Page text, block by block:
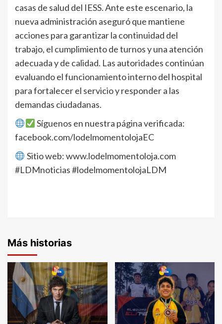
casas de salud del IESS. Ante este escenario, la
nueva administración aseguró que mantiene
acciones para garantizar la continuidad del
trabajo, el cumplimiento de turnos y una atención
adecuada y de calidad. Las autoridades continúan
evaluando el funcionamiento interno del hospital
para fortalecer el servicio y responder a las
demandas ciudadanas.
Síguenos en nuestra página verificada:
facebook.com/lodelmomentolojaEC
Sitio web: www.lodelmomentoloja.com
#LDMnoticias #lodelmomentolojaLDM
Más historias